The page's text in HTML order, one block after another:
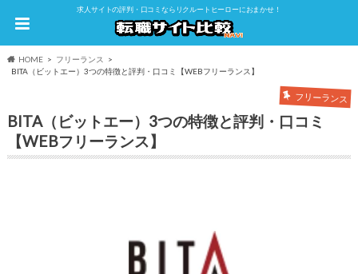
求人サイトの評判・口コミならリクルートヒーローにおまかせ！
HOME
フリーランス
BITA（ビットエー）3つの特徴と評判・口コミ【WEBフリーランス】
フリーランス
BITA（ビットエー）3つの特徴と評判・口コミ
【WEBフリーランス】